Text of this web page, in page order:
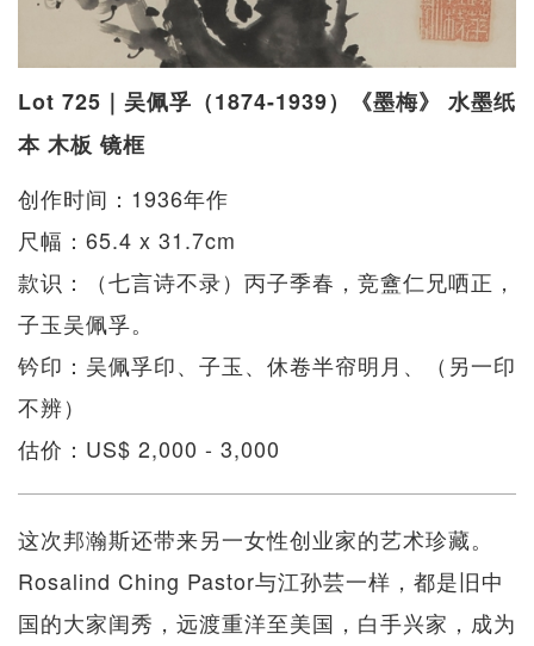
Lot 725｜吴佩孚（1874-1939）《墨梅》 水墨纸
本 木板 镜框
创作时间：1936年作
尺幅：65.4 x 31.7cm
款识：（七言诗不录）丙子季春，竞盦仁兄哂正，
子玉吴佩孚。
钤印：吴佩孚印、子玉、休卷半帘明月、（另一印
不辨）
估价：US$ 2,000 - 3,000
这次邦瀚斯还带来另一女性创业家的艺术珍藏。
Rosalind Ching Pastor与江孙芸一样，都是旧中
国的大家闺秀，远渡重洋至美国，白手兴家，成为